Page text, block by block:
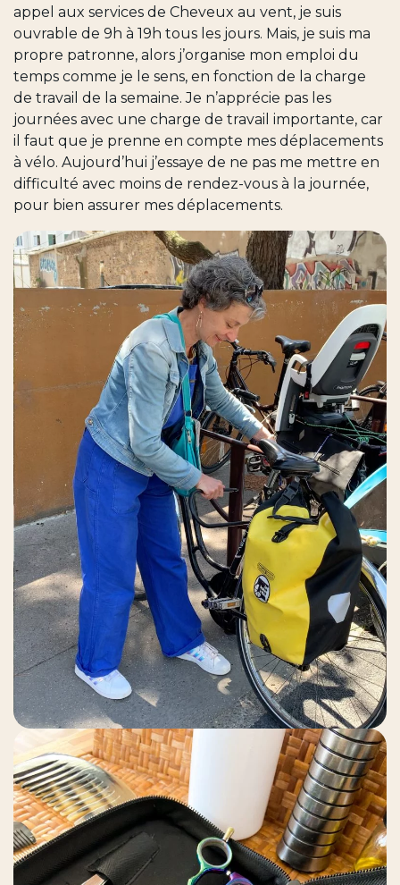
appel aux services de Cheveux au vent, je suis
ouvrable de 9h à 19h tous les jours. Mais, je suis ma
propre patronne, alors j’organise mon emploi du
temps comme je le sens, en fonction de la charge
de travail de la semaine. Je n’apprécie pas les
journées avec une charge de travail importante, car
il faut que je prenne en compte mes déplacements
à vélo. Aujourd’hui j’essaye de ne pas me mettre en
difficulté avec moins de rendez-vous à la journée,
pour bien assurer mes déplacements.